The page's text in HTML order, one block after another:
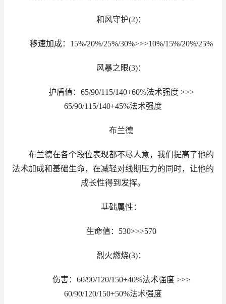
和风守护(2)：
移速加成：15%/20%/25%/30%>>>10%/15%/20%/25%
风暴之眼(3)：
护盾值：65/90/115/140+60%法术强度 >>>
65/90/115/140+45%法术强度
布兰德
布兰德在各个段位表现都不尽人意，我们提高了他的
法术加成和基础生命，在减轻对线期压力的同时，让他的
成长性得到发挥。
基础属性：
生命值：530>>>570
烈火燃烧(3)：
伤害：60/90/120/150+40%法术强度 >>>
60/90/120/150+50%法术强度